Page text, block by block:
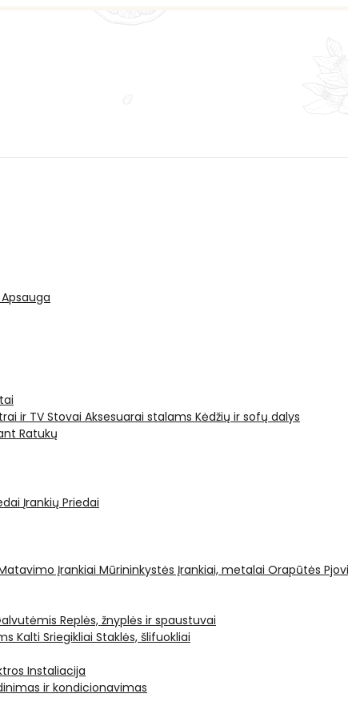
ir TV Stovai Aksesuarai stalams Kėdžių ir sofų dalys
Ratukų
Įrankių Priedai
Įrankiai Mūrininkystės Įrankiai, metalai Orapūtės
Replės, žnyplės ir spaustuvai
Kalti Sriegikliai Staklės, šlifuokliai
Instaliacija
ir kondicionavimas